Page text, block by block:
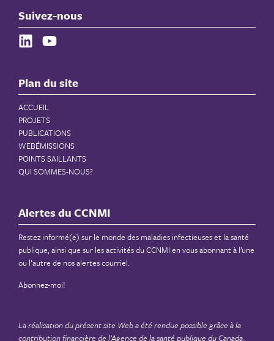
Suivez-nous
Plan du site
ACCUEIL
PROJETS
PUBLICATIONS
WEBÉMISSIONS
POINTS SAILLANTS
QUI SOMMES-NOUS?
Alertes du CCNMI
Restez informé(e) sur le monde des maladies infectieuses et la santé
publique, ainsi que sur les activités du CCNMI en vous abonnant à l’une
ou l’autre de nos alertes courriel.
Abonnez-moi!
La réalisation du présent site Web a été rendue possible grâce à la
contribution financière de l’Agence de la santé publique du Canada.